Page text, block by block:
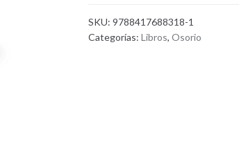
SKU:9788417688318-1
Categorías:Libros,Osorio